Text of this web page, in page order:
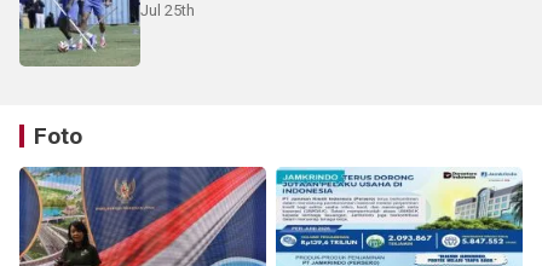
Jul 25th
Foto